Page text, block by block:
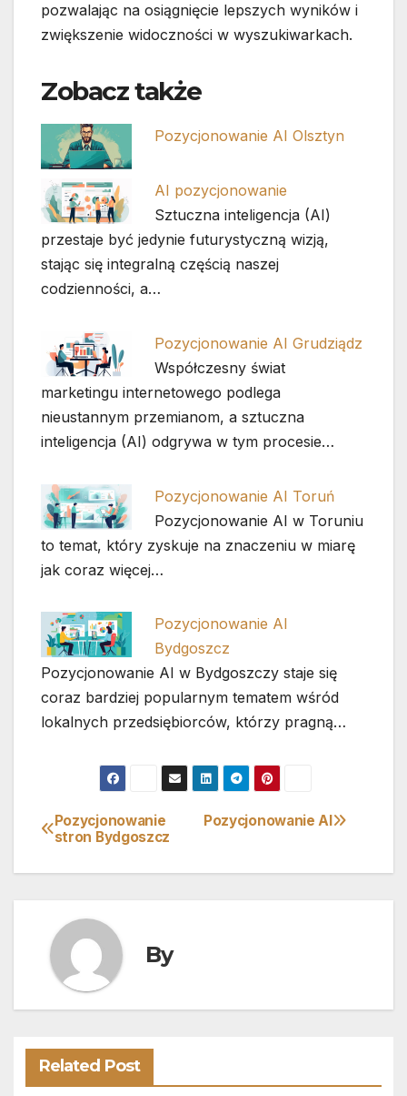
pozwalając na osiągnięcie lepszych wyników i
zwiększenie widoczności w wyszukiwarkach.
Zobacz także
Pozycjonowanie AI Olsztyn
AI pozycjonowanie
Sztuczna inteligencja (AI)
przestaje być jedynie futurystyczną wizją,
stając się integralną częścią naszej
codzienności, a…
Pozycjonowanie AI Grudziądz
Współczesny świat
marketingu internetowego podlega
nieustannym przemianom, a sztuczna
inteligencja (AI) odgrywa w tym procesie…
Pozycjonowanie AI Toruń
Pozycjonowanie AI w Toruniu
to temat, który zyskuje na znaczeniu w miarę
jak coraz więcej…
Pozycjonowanie AI
Bydgoszcz
Pozycjonowanie AI w Bydgoszczy staje się
coraz bardziej popularnym tematem wśród
lokalnych przedsiębiorców, którzy pragną…
Nawigacja
wpisu
Pozycjonowanie AI
Pozycjonowanie
stron Bydgoszcz
By
Related Post